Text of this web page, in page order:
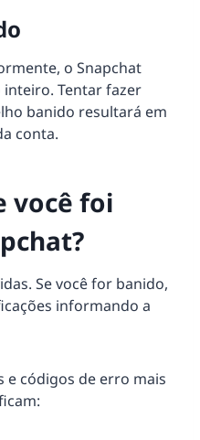
o Snapchat
Tentar fazer
banido resultará em
conta.
você foi
Se você for banido,
informando a
e códigos de erro mais